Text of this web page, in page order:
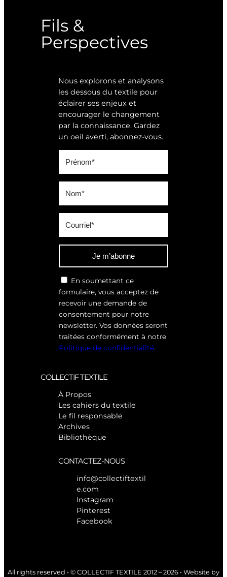
Fils &
Perspectives
Nous explorons et analysons
les dessous du textile pour
éclairer ses enjeux et
encourager le changement
par la connaissance. Gardez
un oeil averti, abonnez-vous.
Je m’abonne
En soumettant ce
formulaire, vous acceptez de
recevoir une demande de
consentement pour notre
newsletter. Vos données seront
traitées conformément à notre
Politique de confidentialité.
COLLECTIF TEXTILE
À Propos
Les cahiers du textile
Le fil responsable
Archives
Bibliothèque
CONTACTEZ-NOUS
info@collectiftextil
e.com
Instagram
Pinterest
Facebook
All rights reserved • © COLLECTIF TEXTILE 2012 – 2026 • Website by